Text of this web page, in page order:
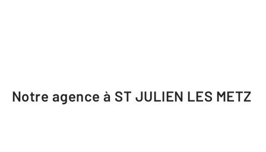
Notre agence à ST JULIEN LES METZ